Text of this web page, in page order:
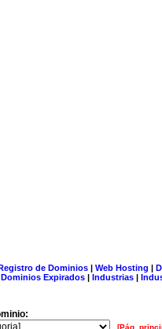
de Dominios| Web Hosting |
Dominios Expirados | Industrias |
[Pág.